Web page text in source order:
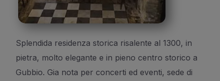
Splendida residenza storica risalente al 1300, in
pietra, molto elegante e in pieno centro storico a
Gubbio. Gia nota per concerti ed eventi, sede di